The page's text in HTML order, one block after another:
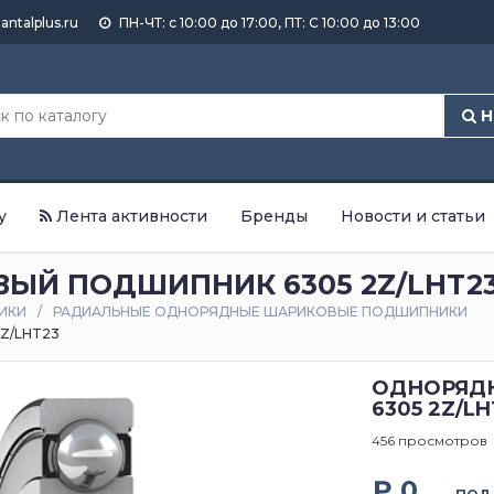
ПН-ЧТ: с 10:00 до 17:00, ПТ: С 10:00 до 13:00
Лента активности Бренды Новости и статьи
ПОДШИПНИК 6305 2Z/
РАДИАЛЬНЫЕ ОДНОРЯДНЫЕ ШАРИКОВЫЕ ПОДШИПНИКИ
LHT23
6305 2Z/
456 просмотров